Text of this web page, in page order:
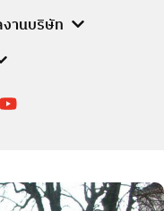
านบริษัท